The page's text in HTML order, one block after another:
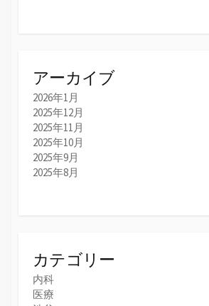
アーカイブ
2026年1月
2025年12月
2025年11月
2025年10月
2025年9月
2025年8月
カテゴリー
内科
医療